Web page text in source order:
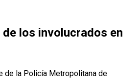
de los involucrados en
de la Policía Metropolitana de